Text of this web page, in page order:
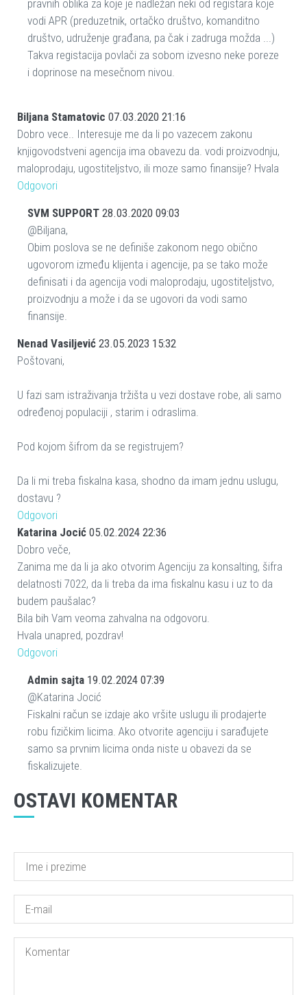
pravnih oblika za koje je nadležan neki od registara koje
vodi APR (preduzetnik, ortačko društvo, komanditno
društvo, udruženje građana, pa čak i zadruga možda ...)
Takva registacija povlači za sobom izvesno neke poreze
i doprinose na mesečnom nivou.
Biljana Stamatovic 07.03.2020 21:16
Dobro vece.. Interesuje me da li po vazecem zakonu
knjigovodstveni agencija ima obavezu da. vodi proizvodnju,
maloprodaju, ugostiteljstvo, ili moze samo finansije? Hvala
Odgovori
SVM SUPPORT 28.03.2020 09:03
@Biljana,
Obim poslova se ne definiše zakonom nego obično
ugovorom između klijenta i agencije, pa se tako može
definisati i da agencija vodi maloprodaju, ugostiteljstvo,
proizvodnju a može i da se ugovori da vodi samo
finansije.
Nenad Vasiljević 23.05.2023 15:32
Poštovani,
U fazi sam istraživanja tržišta u vezi dostave robe, ali samo
određenoj populaciji , starim i odraslima.
Pod kojom šifrom da se registrujem?
Da li mi treba fiskalna kasa, shodno da imam jednu uslugu,
dostavu ?
Odgovori
Katarina Jocić 05.02.2024 22:36
Dobro veče,
Zanima me da li ja ako otvorim Agenciju za konsalting, šifra
delatnosti 7022, da li treba da ima fiskalnu kasu i uz to da
budem paušalac?
Bila bih Vam veoma zahvalna na odgovoru.
Hvala unapred, pozdrav!
Odgovori
Admin sajta 19.02.2024 07:39
@Katarina Jocić
Fiskalni račun se izdaje ako vršite uslugu ili prodajerte
robu fizičkim licima. Ako otvorite agenciju i sarađujete
samo sa prvnim licima onda niste u obavezi da se
fiskalizujete.
OSTAVI KOMENTAR